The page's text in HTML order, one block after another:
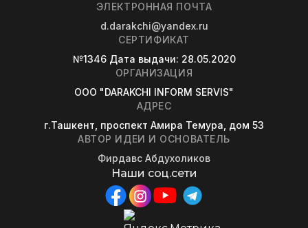
ЭЛЕКТРОННАЯ ПОЧТА
d.darakchi@yandex.ru
СЕРТИФИКАТ
№1346 Дата выдачи: 28.05.2020
ОРГАНИЗАЦИЯ
OOO "DARAKCHI INFORM SERVIS"
АДРЕС
г.Ташкент, проспект Амира Темура, дом 53
АВТОР ИДЕИ И ОСНОВАТЕЛЬ
Фирдавс Абдухоликов
Наши соц.сети